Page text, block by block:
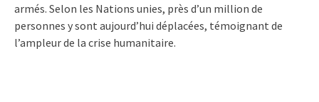
armés. Selon les Nations unies, près d’un million de
personnes y sont aujourd’hui déplacées, témoignant de
l’ampleur de la crise humanitaire.